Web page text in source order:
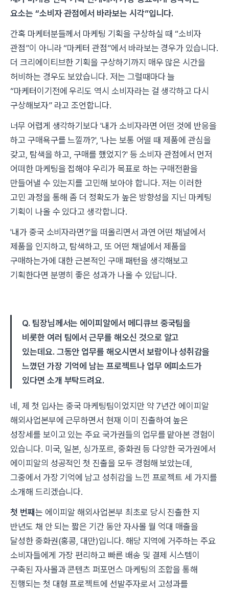
요소는 “소비자 관점에서 바라보는 시각”입니다.
간혹 마케터분들께서 마케팅 기획을 구상하실 때 “소비자
관점”이 아니라 “마케터 관점”에서 바라보는 경우가 있습니다.
더 크리에이티브한 기획을 구상하기까지 매우 많은 시간을
허비하는 경우도 보았습니다. 저는 그럴때마다 늘
“마케터이기전에 우리도 역시 소비자라는 걸 생각하고 다시
구상해보자” 라고 조언합니다.
너무 어렵게 생각하기보다 '내가 소비자라면 어떤 것에 반응을
하고 구매욕구를 느낄까?', '나는 보통 어떨 때 제품에 관심을
갖고, 탐색을 하고, 구매를 했었지?' 등 소비자 관점에서 먼저
어떠한 마케팅을 접해야 우리가 목표로 하는 구매전환을
만들어낼 수 있는지를 고민해 보아야 합니다. 저는 이러한
고민 과정을 통해 좀 더 정확도가 높은 방향성을 지닌 마케팅
기획이 나올 수 있다고 생각합니다.
'내가 중국 소비자라면?'을 떠올리면서 과연 어떤 채널에서
제품을 인지하고, 탐색하고, 또 어떤 채널에서 제품을
구매하는가에 대한 근본적인 구매 패턴을 생각해보고
기획한다면 분명히 좋은 성과가 나올 수 있답니다.
Q. 팀장님께서는 에이피알에서 메디큐브 중국팀을
비롯한 여러 팀에서 근무를 해오신 것으로 알고
있는데요. 그동안 업무를 해오시면서 보람이나 성취감을
느꼈던 가장 기억에 남는 프로젝트나 업무 에피소드가
있다면 소개 부탁드려요.
네, 제 첫 입사는 중국 마케팅팀이었지만 약 7년간 에이피알
해외사업본부에 근무하면서 현재 이미 진출하여 높은
성장세를 보이고 있는 주요 국가권들의 업무를 맡아본 경험이
있습니다. 미국, 일본, 싱가포르, 중화권 등 다양한 국가권에서
에이피알의 성공적인 첫 진출을 모두 경험해 보았는데,
그중에서 가장 기억에 남고 성취감을 느낀 프로젝트 세 가지를
소개해 드리겠습니다.
첫 번째는 에이피알 해외사업본부 최초로 당시 진출한 지
반년도 채 안 되는 짧은 기간 동안 자사몰 월 억대 매출을
달성한 중화권(홍콩, 대만)입니다. 해당 지역에 거주하는 주요
소비자들에게 가장 편리하고 빠른 배송 및 결제 시스템이
구축된 자사몰과 콘텐츠 퍼포먼스 마케팅의 조합을 통해
진행되는 첫 대형 프로젝트에 선발주자로서 고성과를